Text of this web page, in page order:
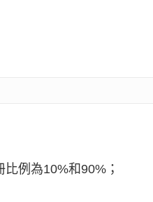
比例為10%和90%；